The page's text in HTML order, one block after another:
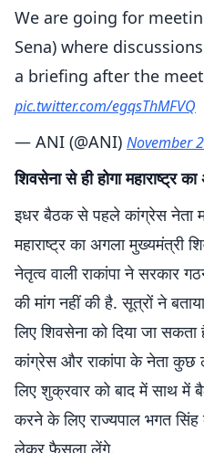
We are going for
Sena) where
a briefing after the
pic.twitter.com/egqsThMFVQ
— ANI (@ANI) November
शिवसेना से ही होगा महाराष्ट्र
इधर बैठक से पहले कांग्रेस नेता
महाराष्ट्र का अगला मुख्यमंत्री
नेतृत्व वाली राकांपा ने सरकार
की मांग नहीं की है. सूत्रों ने
लिए शिवसेना को दिया जा
कांग्रेस और राकांपा के नेता कुछ
लिए शुक्रवार को बाद में साथ में
करने के लिए राज्यपाल भगत
लेकर फैसला लेंगे.